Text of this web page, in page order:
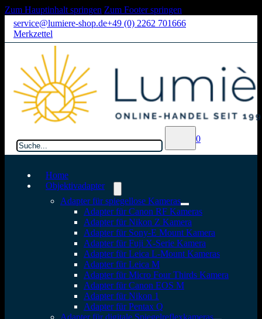
Zum Hauptinhalt springen Zum Footer springen
service@lumiere-shop.de+49 (0) 2262 701666
Merkzettel
0
Home
Objektivadapter
Adapter für spiegellose Kameras
Adapter für Canon RF Kameras
Adapter für Nikon Z Kamera
Adapter für Sony-E Mount Kamera
Adapter für Fuji X-Serie Kamera
Adapter für Leica L-Mount Kameras
Adapter für Leica M
Adapter für Micro Four Thirds Kamera
Adapter für Canon EOS M
Adapter für Nikon 1
Adapter für Pentax Q
Adapter für digitale Spiegelreflexkameras